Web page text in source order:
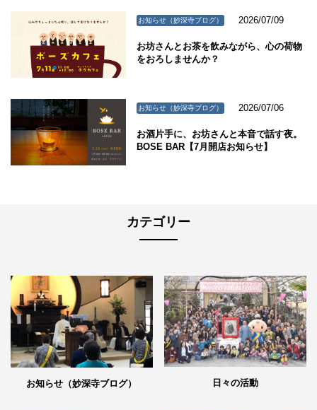
お知らせ（妙深寺ブログ） 2026/07/09
お坊さんとお茶を飲みながら、心の荷物
をおろしませんか？
お知らせ（妙深寺ブログ） 2026/07/06
お酒片手に、お坊さんと本音で話す夜。
BOSE BAR【7月開店お知らせ】
カテゴリー
お知らせ（妙深寺ブログ） 日々の活動